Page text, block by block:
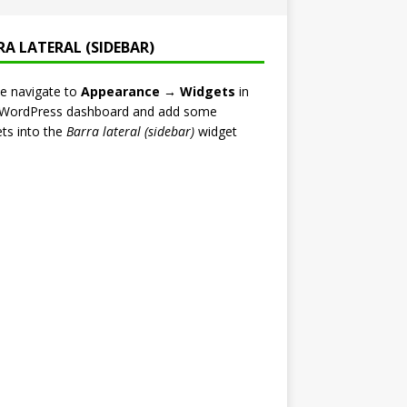
LATERAL (SIDEBAR)
navigate to Appearance → Widgets in
dashboard and add some
into the Barra lateral (sidebar)widget